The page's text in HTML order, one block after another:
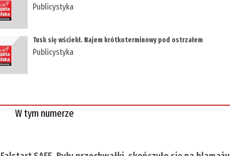
Publicystyka
Tusk się wściekł. Najem krótkoterminowy pod ostrzałem
Publicystyka
W tym numerze